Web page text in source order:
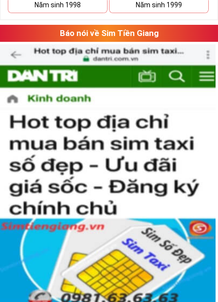
Năm sinh 1998 Năm sinh 1999
Báo nói về Sim Tiền Giang